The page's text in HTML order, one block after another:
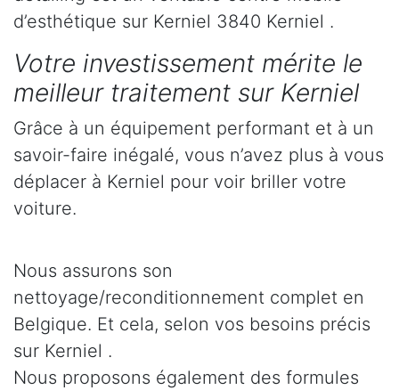
d’esthétique sur Kerniel 3840 Kerniel .
Votre investissement mérite le
meilleur traitement sur Kerniel
Grâce à un équipement performant et à un
savoir-faire inégalé, vous n’avez plus à vous
déplacer à Kerniel pour voir briller votre
voiture.
Nous assurons son
nettoyage/reconditionnement complet en
Belgique. Et cela, selon vos besoins précis
sur Kerniel .
Nous proposons également des formules